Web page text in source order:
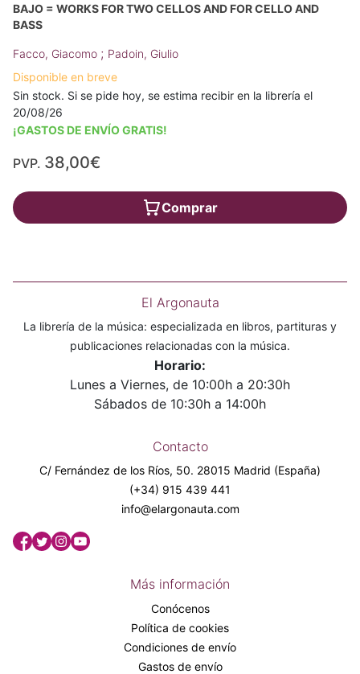
BAJO = WORKS FOR TWO CELLOS AND FOR CELLO AND
BASS
Facco, Giacomo ; Padoin, Giulio
Disponible en breve
Sin stock. Si se pide hoy, se estima recibir en la librería el
20/08/26
¡GASTOS DE ENVÍO GRATIS!
PVP. 38,00€
Comprar
El Argonauta
La librería de la música: especializada en libros, partituras y
publicaciones relacionadas con la música.
Horario:
Lunes a Viernes, de 10:00h a 20:30h
Sábados de 10:30h a 14:00h
Contacto
C/ Fernández de los Ríos, 50. 28015 Madrid (España)
(+34) 915 439 441
info@elargonauta.com
Más información
Conócenos
Política de cookies
Condiciones de envío
Gastos de envío